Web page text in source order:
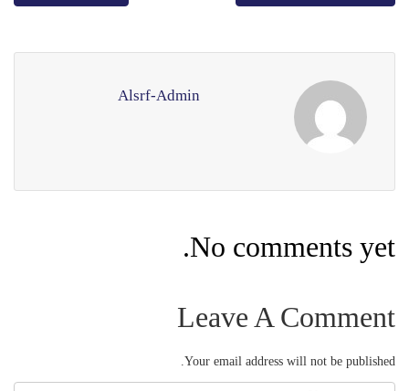
Alsrf-Admin
No comments yet.
Leave A Comment
Your email address will not be published.